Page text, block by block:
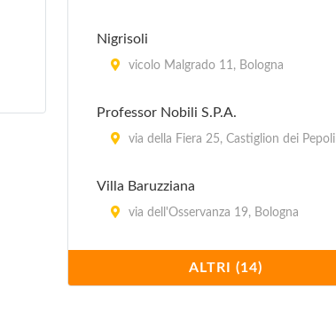
Nigrisoli
vicolo Malgrado 11, Bologna
Professor Nobili S.P.A.
via della Fiera 25, Castiglion dei Pepoli
Villa Baruzziana
via dell'Osservanza 19, Bologna
via Bellombra 24, Bologna
ALTRI (14)